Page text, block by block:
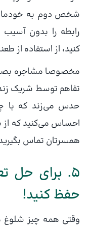
شخص دوم به خودمان
رابطه را بدون
کنید، از استفاده از
مخصوصا مشاجره
تفاهم توسط شریک
حدس می‌زند که با
احساس می‌کنید که از
همسرتان تماس
5. برای حل
حفظ کنید!
وقتی همه چیز